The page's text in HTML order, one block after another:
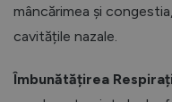
mâncărimea și
cavitățile nazale.
Îmbunătățirea